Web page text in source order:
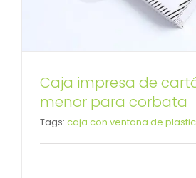
Caja impresa de
menor para corbata
Tags: caja con ventana de
Caja de embalaje de
de impresión
Caja con tapa